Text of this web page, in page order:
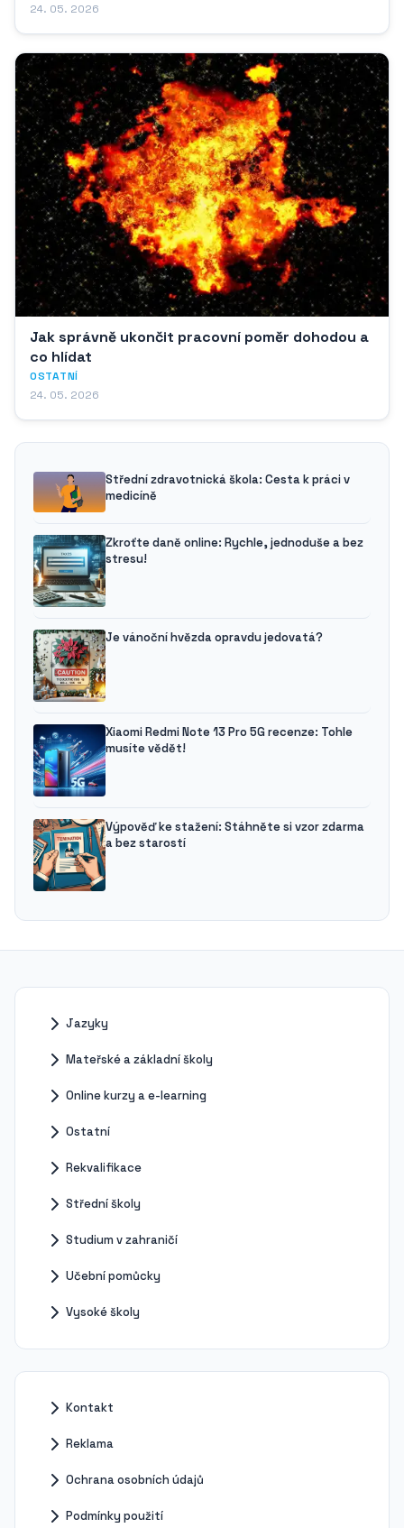
24. 05. 2026
Jak správně ukončit pracovní poměr dohodou a
co hlídat
OSTATNÍ
24. 05. 2026
Střední zdravotnická škola: Cesta k práci v
medicíně
Zkroťte daně online: Rychle, jednoduše a bez
stresu!
Je vánoční hvězda opravdu jedovatá?
Xiaomi Redmi Note 13 Pro 5G recenze: Tohle
musíte vědět!
Výpověď ke stažení: Stáhněte si vzor zdarma
a bez starostí
Jazyky
Mateřské a základní školy
Online kurzy a e-learning
Ostatní
Rekvalifikace
Střední školy
Studium v zahraničí
Učební pomůcky
Vysoké školy
Kontakt
Reklama
Ochrana osobních údajů
Podmínky použití